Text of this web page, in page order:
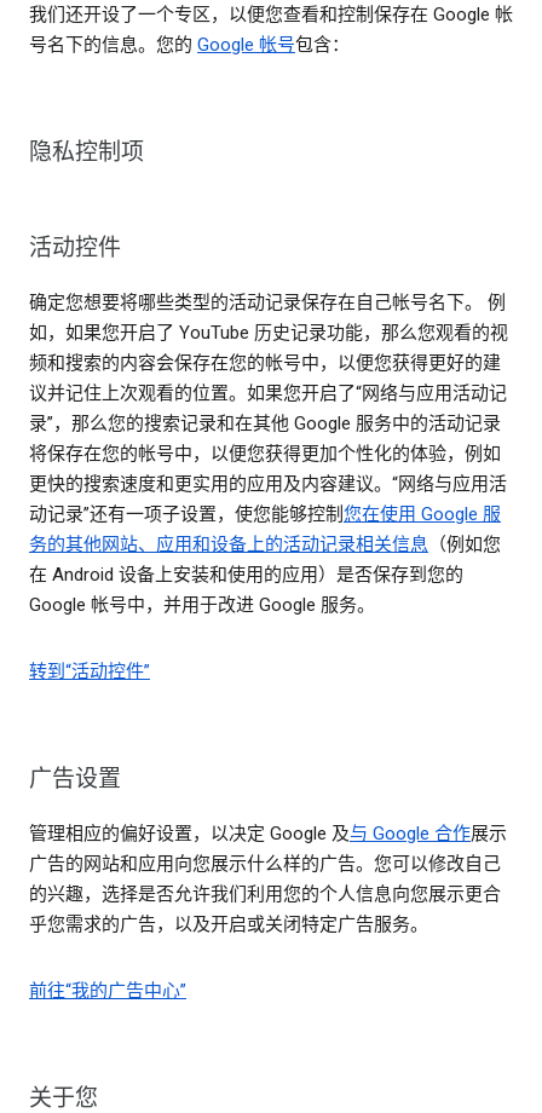
我们还开设了一个专区，以便您查看和控制保存在 Google 帐
号名下的信息。您的 Google 帐号包含：
隐私控制项
活动控件
确定您想要将哪些类型的活动记录保存在自己帐号名下。 例
如，如果您开启了 YouTube 历史记录功能，那么您观看的视
频和搜索的内容会保存在您的帐号中，以便您获得更好的建
议并记住上次观看的位置。如果您开启了“网络与应用活动记
录”，那么您的搜索记录和在其他 Google 服务中的活动记录
将保存在您的帐号中，以便您获得更加个性化的体验，例如
更快的搜索速度和更实用的应用及内容建议。“网络与应用活
动记录”还有一项子设置，使您能够控制您在使用 Google 服
务的其他网站、应用和设备上的活动记录相关信息 （例如您
在 Android 设备上安装和使用的应用）是否保存到您的
Google 帐号中，并用于改进 Google 服务。
转到“活动控件”
广告设置
管理相应的偏好设置，以决定 Google 及与 Google 合作展示
广告的网站和应用向您展示什么样的广告。您可以修改自己
的兴趣，选择是否允许我们利用您的个人信息向您展示更合
乎您需求的广告，以及开启或关闭特定广告服务。
前往“我的广告中心”
关于您